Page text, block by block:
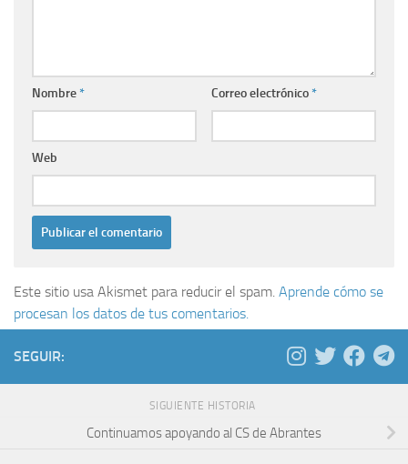
Nombre* Correo electrónico*
Web
Este sitio usa Akismet para reducir el spam. Aprende cómo se
procesan los datos de tus comentarios.
SEGUIR:
SIGUIENTE HISTORIA
Continuamos apoyando al CS de Abrantes